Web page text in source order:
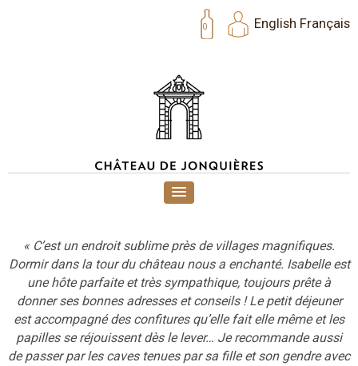
English Français
0
« C’est un endroit sublime près de villages magnifiques.
Dormir dans la tour du château nous a enchanté. Isabelle est
une hôte parfaite et très sympathique, toujours prête à
donner ses bonnes adresses et conseils ! Le petit déjeuner
est accompagné des confitures qu’elle fait elle même et les
papilles se réjouissent dès le lever… Je recommande aussi
de passer par les caves tenues par sa fille et son gendre avec